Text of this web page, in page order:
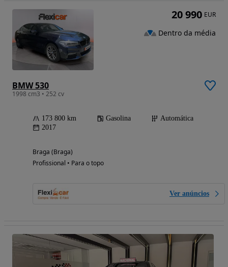
BMW 530
1998 cm3 • 252 cv
173 800 km Gasolina
Automática
2017
Braga (Braga)
Profissional • Para o topo
Ver anúncios
20 990 EUR
Dentro da média